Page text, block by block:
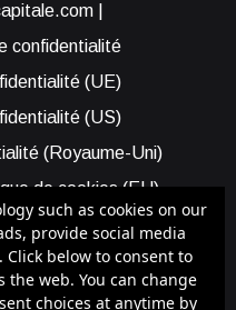
|
confidentialité
(UE)
(US)
(Royaume-Uni)
de cookies (EU)
Cookie Policy (US)
à Blois Capitale
assistance
such as cookies on our
provide social media
below to consent to
the web. You can change
choices at anytime by